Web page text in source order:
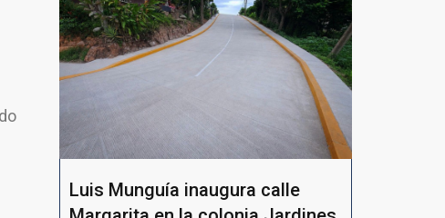
Luis Munguía inaugura calle